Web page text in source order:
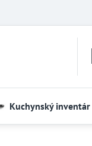
Kuchynský inventár